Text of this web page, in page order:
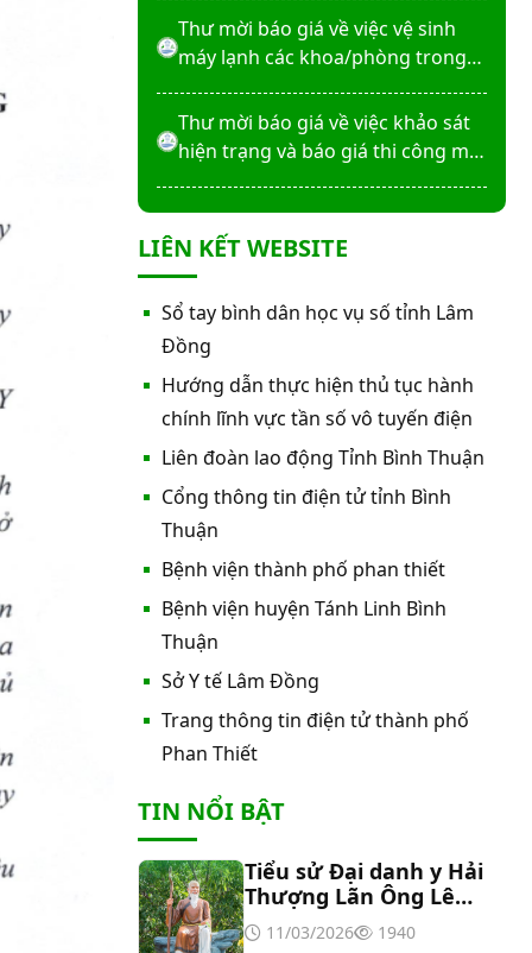
Thư mời báo giá về việc vệ sinh
máy lạnh các khoa/phòng trong
Thư mời báo giá về việc khảo sát
hiện trạng và báo giá thi công mái
thiện của Bệnh viện
Thư mời báo giá về việc mời báo
giá thiết bị
Thư mời báo giá về việc sửa chữa
nhà bảo vệ và cổng số 2
Thư mời báo giá sửa chữa máy
nước nóng tấm phẵng
Thư mời báo giá về việc In bìa hồ
sơ bệnh án, Sổ y bạ năm 2026
dịch vụ “Bảo hiểm cháy, nổ bắt
buộc năm 2026"
Thư mời báo giá về việc cung cấp
hàng hóa “Bóng đèn đo quang
phổ máy xét nghiệm sinh hóa
“Dịch vụ tháo dỡ, di dời và lắp đặt
máy X-Quang thường quy và kỹ
thuật số”
Thư mời báo giá về Màn hình led
phòng họp
LIÊN KẾT WEBSITE
Sổ tay bình dân học vụ số tỉnh Lâm
Đồng
Hướng dẫn thực hiện thủ tục hành
chính lĩnh vực tần số vô tuyến điện
Liên đoàn lao động Tỉnh Bình Thuận
Cổng thông tin điện tử tỉnh Bình
Thuận
Bệnh viện thành phố phan thiết
Bệnh viện huyện Tánh Linh Bình
Thuận
Sở Y tế Lâm Đồng
Trang thông tin điện tử thành phố
Phan Thiết
TIN NỔI BẬT
Tiểu sử Đại danh y Hải
Thượng Lãn Ông Lê
Hữu Trác
11/03/2026 1940